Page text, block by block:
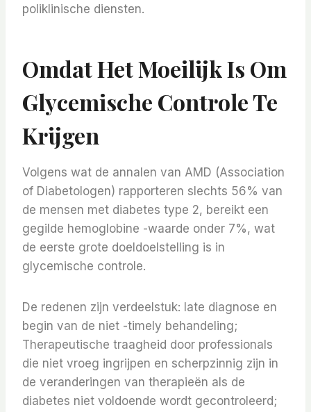
poliklinische diensten.
Omdat Het Moeilijk Is Om
Glycemische Controle Te
Krijgen
Volgens wat de annalen van AMD (Association
of Diabetologen) rapporteren slechts 56% van
de mensen met diabetes type 2, bereikt een
gegilde hemoglobine -waarde onder 7%, wat
de eerste grote doeldoelstelling is in
glycemische controle.
De redenen zijn verdeelstuk: late diagnose en
begin van de niet -timely behandeling;
Therapeutische traagheid door professionals
die niet vroeg ingrijpen en scherpzinnig zijn in
de veranderingen van therapieën als de
diabetes niet voldoende wordt gecontroleerd;